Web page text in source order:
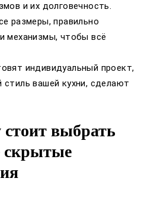
и их долговечность.
размеры, правильно
механизмы, чтобы всё
индивидуальный проект,
вашей кухни, сделают
выбрать
скрытые